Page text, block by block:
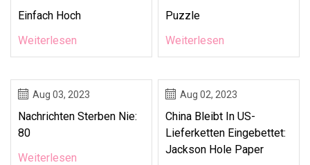
Einfach Hoch
Weiterlesen
Puzzle
Weiterlesen
Aug 03, 2023
Nachrichten Sterben Nie:
80
Weiterlesen
Aug 02, 2023
China Bleibt In US-
Lieferketten Eingebettet:
Jackson Hole Paper